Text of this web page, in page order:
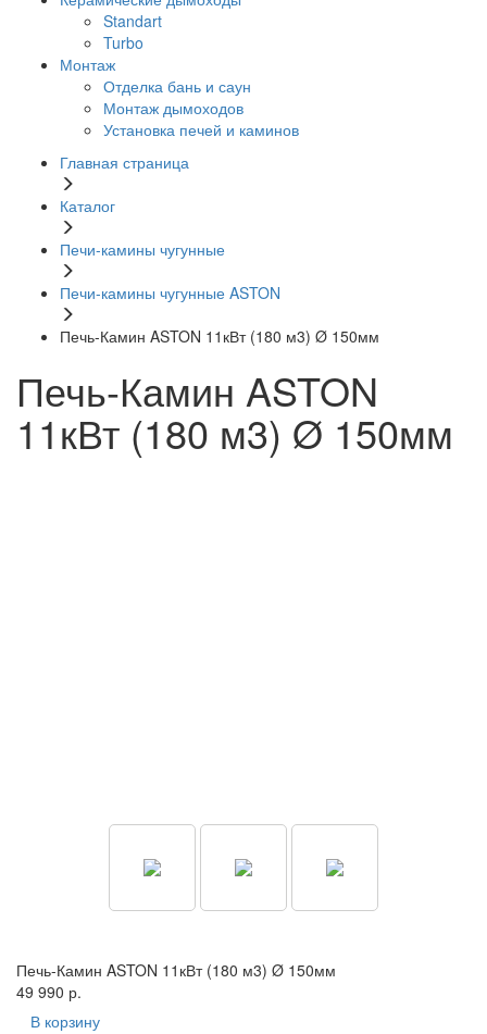
Standart
Turbo
Монтаж
Отделка бань и саун
Монтаж дымоходов
Установка печей и каминов
Главная страница
Каталог
Печи-камины чугунные
Печи-камины чугунные ASTON
Печь-Камин ASTON 11кВт (180 м3) Ø 150мм
Печь-Камин ASTON
11кВт (180 м3) Ø 150мм
Печь-Камин ASTON 11кВт (180 м3) Ø 150мм
49 990 р.
В корзину